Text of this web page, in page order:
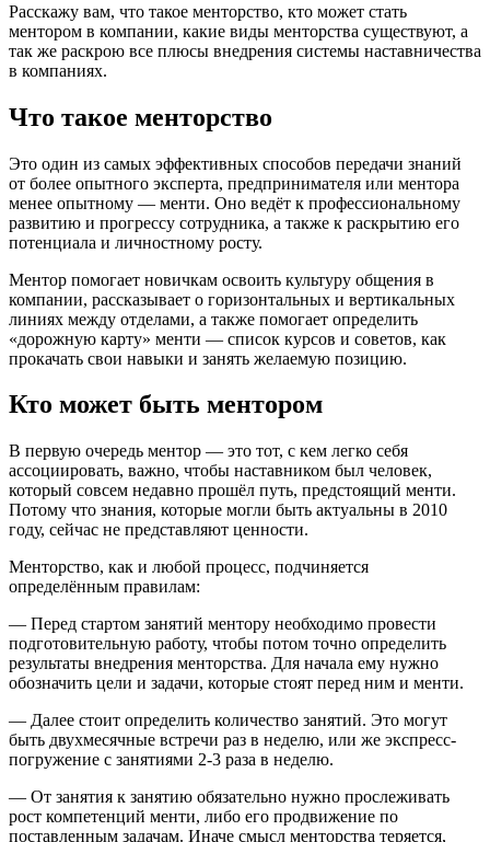
Расскажу вам, что такое менторство, кто может стать
ментором в компании, какие виды менторства существуют, а
так же раскрою все плюсы внедрения системы наставничества
в компаниях.
Что такое менторство
Это один из самых эффективных способов передачи знаний
от более опытного эксперта, предпринимателя или ментора
менее опытному — менти. Оно ведёт к профессиональному
развитию и прогрессу сотрудника, а также к раскрытию его
потенциала и личностному росту.
Ментор помогает новичкам освоить культуру общения в
компании, рассказывает о горизонтальных и вертикальных
линиях между отделами, а также помогает определить
«дорожную карту» менти — список курсов и советов, как
прокачать свои навыки и занять желаемую позицию.
Кто может быть ментором
В первую очередь ментор — это тот, с кем легко себя
ассоциировать, важно, чтобы наставником был человек,
который совсем недавно прошёл путь, предстоящий менти.
Потому что знания, которые могли быть актуальны в 2010
году, сейчас не представляют ценности.
Менторство, как и любой процесс, подчиняется
определённым правилам:
— Перед стартом занятий ментору необходимо провести
подготовительную работу, чтобы потом точно определить
результаты внедрения менторства. Для начала ему нужно
обозначить цели и задачи, которые стоят перед ним и менти.
— Далее стоит определить количество занятий. Это могут
быть двухмесячные встречи раз в неделю, или же экспресс-
погружение с занятиями 2-3 раза в неделю.
— От занятия к занятию обязательно нужно прослеживать
рост компетенций менти, либо его продвижение по
поставленным задачам. Иначе смысл менторства теряется,